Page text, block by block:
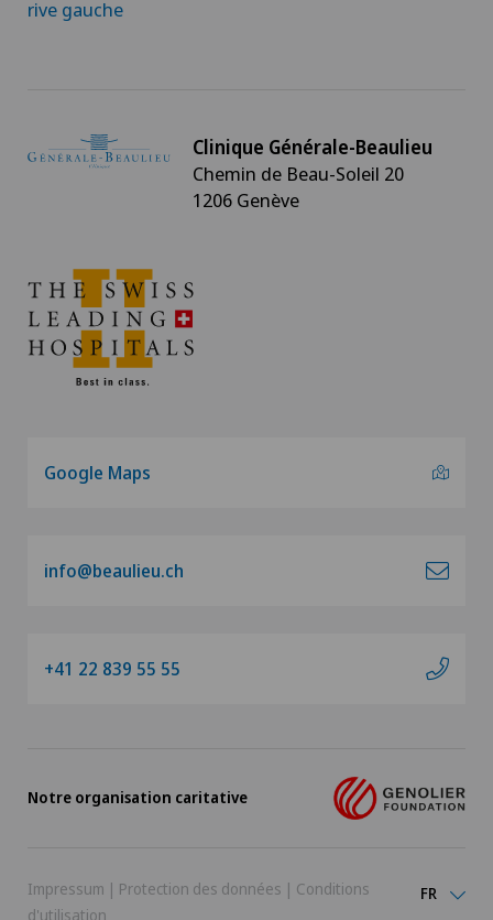
Radiologie
Radiologie standard
Système CyberKnife®
Système Radixact®
rive gauche
Clinique Générale-Beaulieu
Chemin de Beau-Soleil 20
1206 Genève
Google Maps
info@beaulieu.ch
+41 22 839 55 55
Notre organisation caritative
Impressum | Protection des données | Conditions
d'utilisation
FR